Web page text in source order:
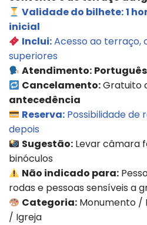
Validade do bilhete:1
inicial
Inclui:Acesso ao terraço,
superiores
Atendimento:
Cancelamento:Gratuito
antecedência
Reserva: Possibilidade de
depois
Sugestão: Levar câmara
binóculos
Não indicado para:
rodas e pessoas sensíveis a
Categoria: Monumento /
/ Igreja